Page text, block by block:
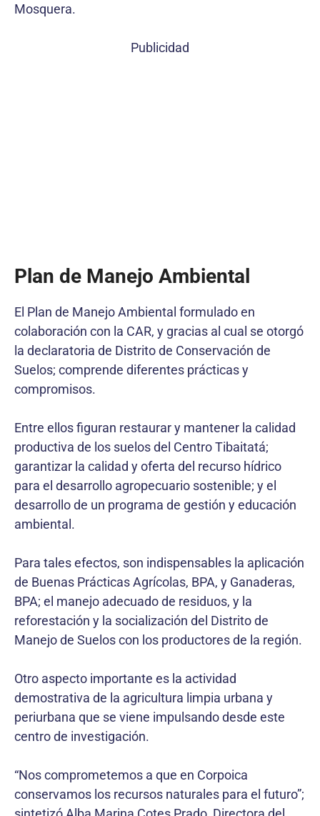
Mosquera.
Publicidad
Plan de Manejo Ambiental
El Plan de Manejo Ambiental formulado en
colaboración con la CAR, y gracias al cual se otorgó
la declaratoria de Distrito de Conservación de
Suelos; comprende diferentes prácticas y
compromisos.
Entre ellos figuran restaurar y mantener la calidad
productiva de los suelos del Centro Tibaitatá;
garantizar la calidad y oferta del recurso hídrico
para el desarrollo agropecuario sostenible; y el
desarrollo de un programa de gestión y educación
ambiental.
Para tales efectos, son indispensables la aplicación
de Buenas Prácticas Agrícolas, BPA, y Ganaderas,
BPA; el manejo adecuado de residuos, y la
reforestación y la socialización del Distrito de
Manejo de Suelos con los productores de la región.
Otro aspecto importante es la actividad
demostrativa de la agricultura limpia urbana y
periurbana que se viene impulsando desde este
centro de investigación.
“Nos comprometemos a que en Corpoica
conservamos los recursos naturales para el futuro”;